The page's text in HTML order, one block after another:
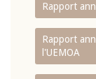
Rapport
Rapport
l'UEMOA